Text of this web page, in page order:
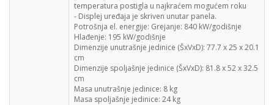
temperatura postigla u najkraćem mogućem roku
- Displej uređaja je skriven unutar panela.
Potrošnja el. energije: Grejanje: 840 kW/godišnje
Hlađenje: 195 kW/godišnje
Dimenzije unutrašnje jedinice (ŠxVxD): 77.7 x 25 x 20.1
cm
Dimenzije spoljašnje jedinice (ŠxVxD): 81.8 x 52 x 32.5
cm
Masa unutrašnje jedinice: 8 kg
Masa spoljašnje jedinice: 24 kg